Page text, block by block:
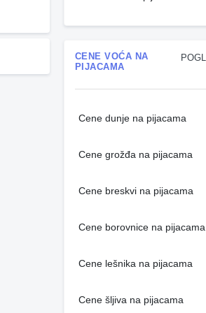
CENE VOĆA NA
PIJACAMA
Cene dunje na pijacama
Cene grožđa na pijacama
Cene breskvi na pijacama
Cene borovnice na pijacama
Cene lešnika na pijacama
Cene šljiva na pijacama